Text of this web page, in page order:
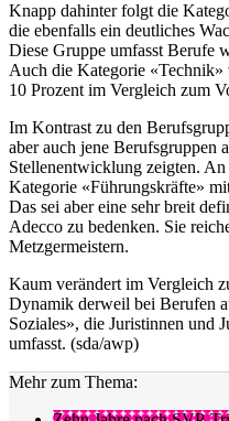
Knapp dahinter folgt die
die ebenfalls ein deutliches
Diese Gruppe umfasst Berufe
Auch die Kategorie «Technik»
10 Prozent im Vergleich zum
Im Kontrast zu den
aber auch jene Berufsgruppen
Stellenentwicklung zeigten.
Kategorie «Führungskräfte»
Das sei aber eine sehr breit
Adecco zu bedenken. Sie
Metzgermeistern.
Kaum verändert im Vergleich
Dynamik derweil bei Berufen
Soziales», die Juristinnen und
umfasst. (sda/awp)
Mehr zum Thema: